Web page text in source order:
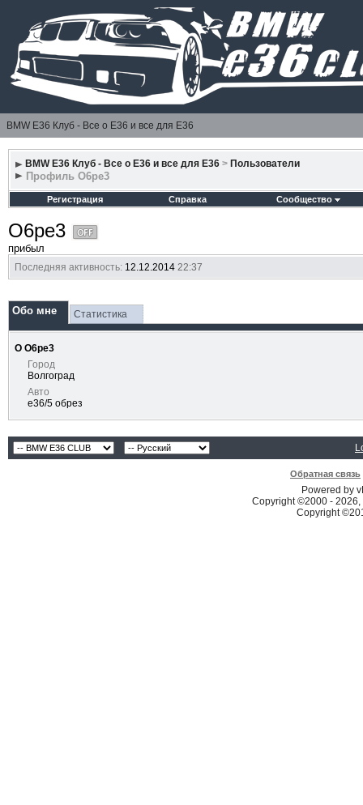
BMW E36 Клуб - Все о Е36 и все для Е36
BMW E36 Клуб - Все о Е36 и все для Е36 > Пользователи
Профиль O6pe3
Регистрация Справка Сообщество
O6pe3
прибыл
Последняя активность:12.12.2014 22:37
Обо мне Статистика
О O6pe3
Город
Волгоград
Авто
e36/5 обрез
Обратная связь
Powered by
Copyright ©2000 -
Copyright